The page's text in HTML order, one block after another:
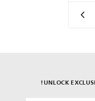
UNLOCK